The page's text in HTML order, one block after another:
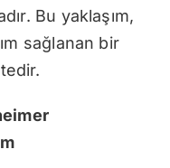
Bu yaklaşım,
sağlanan bir